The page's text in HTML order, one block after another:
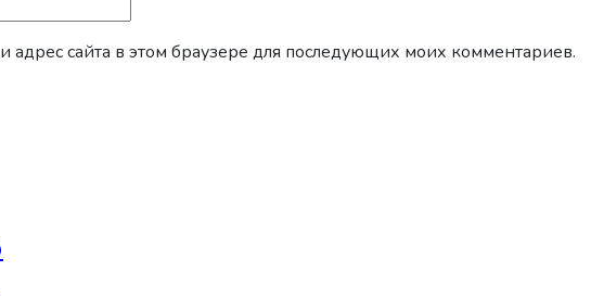
адрес сайта в этом браузере для последующих моих комментариев.